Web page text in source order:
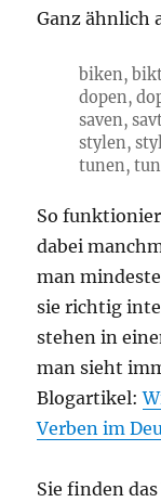
Ganz ähnlich
biken,
dopen,
saven,
stylen,
tunen,
So
dabei
man
sie richtig
stehen in
man sieht
Blogartikel:
Verben im
Sie finden das